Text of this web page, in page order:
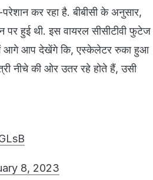
कर रहा है. बीबीसी के अनुसार,
पर हुई थी. इस वायरल सीसीटीवी फुटेज
में आगे आप देखेंगे कि, एस्केलेटर रुका हुआ
नीचे की ओर उतर रहे होते हैं, उसी
8, 2023